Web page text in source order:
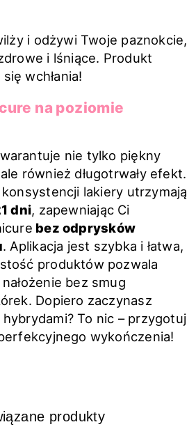
i odżywi Twoje paznokcie,
i lśniące. Produkt
wchłania!
na poziomie
nie tylko piękny
również długotrwały efekt.
konsystencji lakiery utrzymają
dni, zapewniając Ci
bez odprysków
. Aplikacja jest szybka i łatwa,
produktów pozwala
bez smug
Dopiero zaczynasz
To nic – przygotuj
wykończenia!
produkty